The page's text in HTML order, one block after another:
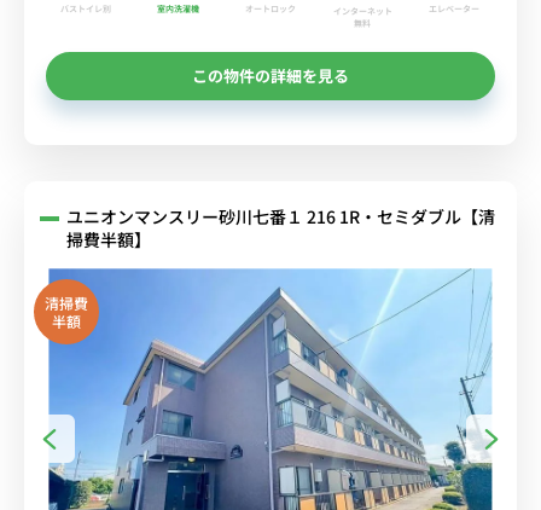
バストイレ別 室内洗濯機 オートロック
インターネット
無料
エレベーター
この物件の詳細を見る
ユニオンマンスリー砂川七番１ 216 1R・セミダブル【清
掃費半額】
清掃費
半額